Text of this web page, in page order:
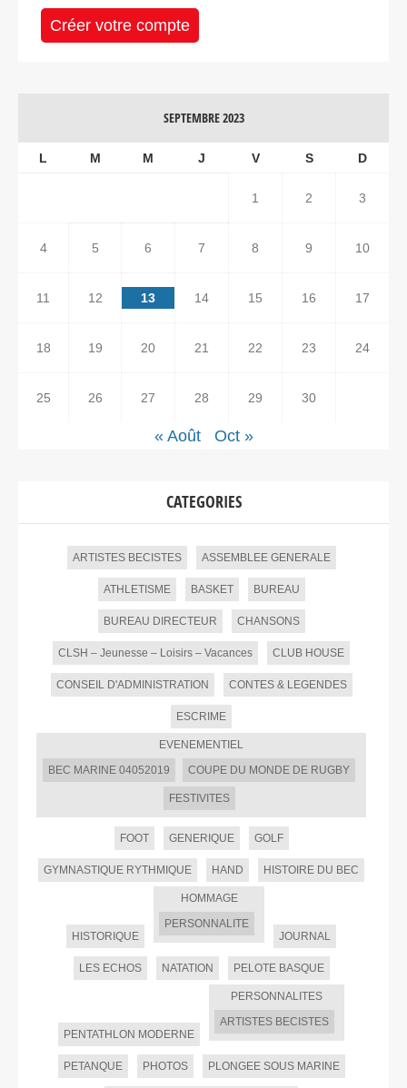
Créer votre compte
SEPTEMBRE 2023
L M M J V S D
1 2 3
4 5 6 7 8 9 10
11 12 13 14 15 16 17
18 19 20 21 22 23 24
25 26 27 28 29 30
« Août Oct »
CATEGORIES
ARTISTES BECISTES ASSEMBLEE GENERALE
ATHLETISME BASKET BUREAU
BUREAU DIRECTEUR CHANSONS
CLSH – Jeunesse – Loisirs – Vacances CLUB HOUSE
CONSEIL D'ADMINISTRATION CONTES & LEGENDES
ESCRIME
EVENEMENTIEL
BEC MARINE 04052019
COUPE DU MONDE DE RUGBY
FESTIVITES
FOOT GENERIQUE GOLF
GYMNASTIQUE RYTHMIQUE HAND HISTOIRE DU BEC
HISTORIQUE
HOMMAGE
PERSONNALITE
JOURNAL
LES ECHOS NATATION PELOTE BASQUE
PENTATHLON MODERNE
PERSONNALITES
ARTISTES BECISTES
PETANQUE PHOTOS PLONGEE SOUS MARINE